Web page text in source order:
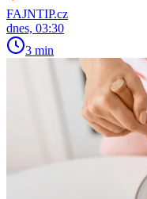
FAJNTIP.cz
dnes, 03:30
3 min